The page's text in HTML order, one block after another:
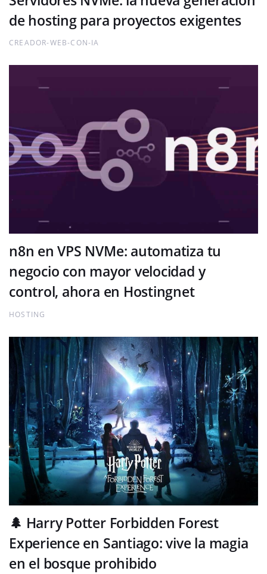
de hosting para proyectos exigentes
CREADOR-WEB-CON-IA
n8n en VPS NVMe: automatiza tu
negocio con mayor velocidad y
control, ahora en Hostingnet
HOSTING
🌲 Harry Potter Forbidden Forest
Experience en Santiago: vive la magia
en el bosque prohibido